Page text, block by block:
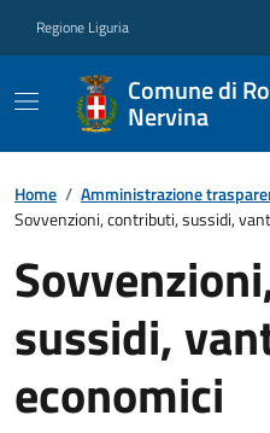
Regione Liguria
Comune di
Nervina
Home / Amministrazione
Sovvenzioni, contributi, sussidi,
sussidi,
economici